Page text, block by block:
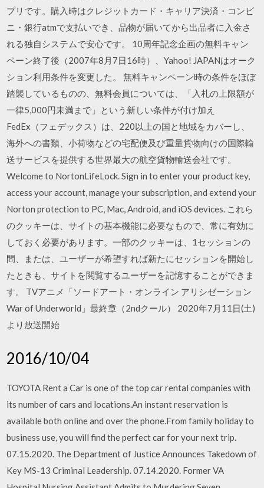
プリです。購入時はクレジットカード・キャリア決済・コンビ
ニ・銀行atmで支払いでき、品物が届いてから出品者に入金さ
れる独自システムで安心です。 10周年記念企画の無料キャン
ペーン終了後（2007年8月7日16時）、Yahoo! JAPANはオーク
ション利用条件を変更した。 無料キャンペーン時の条件をほぼ
踏襲しているものの、無料会員については、「入札の上限額が
一律5,000円未満まで」という新しい条件が付け加え
FedEx（フェデックス）は、220以上の国と地域をカバーし、
海外への書類、小荷物などの宅配便及び重量貨物向けの国際輸
送サービスを提供する世界最大の航空貨物輸送会社です。
Welcome to NortonLifeLock. Sign in to enter your product key,
access your account, manage your subscription, and extend your
Norton protection to PC, Mac, Android, and iOS devices. これら
のクッキーは、サイトの基本機能に必要なもので、常に有効に
しておく必要があります。一部のクッキーは、1セッションの
間、または、ユーザーが希望すれば新たにセッションを開始し
たときも、サイトを閲覧するユーザーを記憶することができま
す。 TVアニメ「ソードアート・オンライン アリシゼーション
War of Underworld」最終章（2ndクール） 2020年7月11日(土)
より放送開始
2016/10/04
TOYOTA Rent a Car is one of the top car rental companies with
its number of cars and locations.An instant reservation is
available both online and over the phone.From family holiday to
business use, you will find the perfect car for your next trip.
07.15.2020. The Department of Justice Announces Takedown of
Key MS-13 Criminal Leadership. 07.14.2020. Former VA